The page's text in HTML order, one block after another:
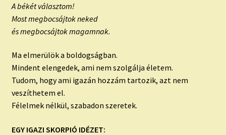
A békét választom!
Most megbocsájtok neked
és megbocsájtok magamnak.
Ma elmerülök a boldogságban.
Mindent elengedek, ami nem szolgálja életem.
Tudom, hogy ami igazán hozzám tartozik, azt nem
veszíthetem el.
Félelmek nélkül, szabadon szeretek.
EGY IGAZI SKORPIÓ IDÉZET: